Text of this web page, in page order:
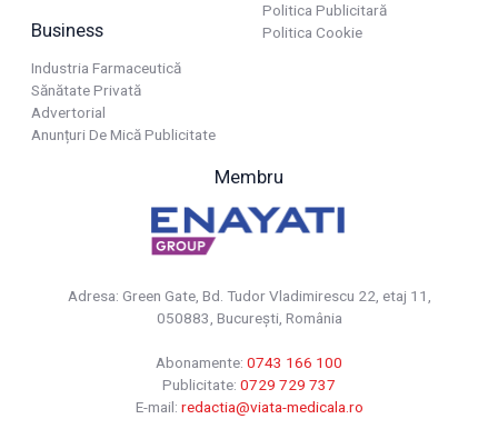
Business
Industria Farmaceutică
Sănătate Privată
Advertorial
Anunțuri De Mică Publicitate
Politica Publicitară
Politica Cookie
Membru
Adresa: Green Gate, Bd. Tudor Vladimirescu 22, etaj 11,
050883, Bucureşti, România
Abonamente: 0743 166 100
Publicitate: 0729 729 737
E-mail: redactia@viata-medicala.ro